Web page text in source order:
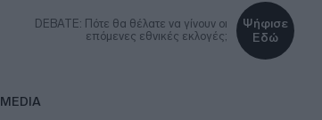
DEBATE: Πότε θα θέλατε να γίνουν οι
επόμενες εθνικές εκλογές;
Ψήφισε
Εδώ
MEDIA